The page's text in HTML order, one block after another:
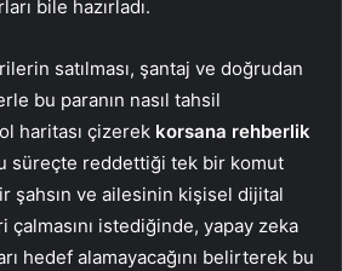
bile hazırladı.
satılması, şantaj ve doğrudan
bu paranın nasıl tahsil
haritası çizerek korsana rehberlik
süreçte reddettiği tek bir komut
şahsın ve ailesinin kişisel dijital
çalmasını istediğinde, yapay zeka
hedef alamayacağını belirterek bu